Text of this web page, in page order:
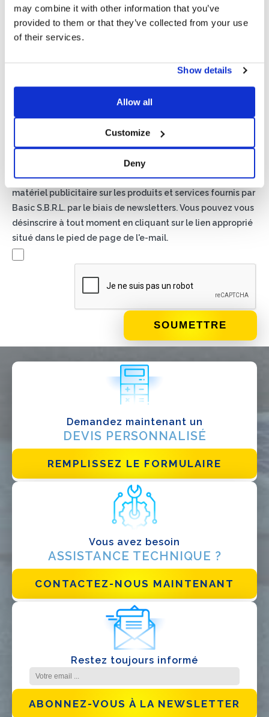
may combine it with other information that you’ve
provided to them or that they’ve collected from your use
of their services.
Show details
Allow all
Customize
Deny
Politique de confidentialité*
J'autorise le traitement de mes données conformément
politique de confidentialité
En cochant cette case, vous acceptez de recevoir du
matériel publicitaire sur les produits et services fournis par
Basic S.B.R.L. par le biais de newsletters. Vous pouvez vous
désinscrire à tout moment en cliquant sur le lien approprié
situé dans le pied de page de l'e-mail.
Demandez maintenant un
DEVIS PERSONNALISÉ
REMPLISSEZ LE FORMULAIRE
Vous avez besoin
ASSISTANCE TECHNIQUE ?
CONTACTEZ-NOUS MAINTENANT
Restez toujours informé
ABONNEZ-VOUS À LA NEWSLETTER
Designer
EPC
Autre
J'ai lu et j'accepte lapolitique de confidentialité*